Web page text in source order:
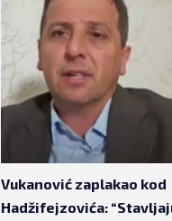
Vukanović zaplakao kod
Hadžifejzovića: